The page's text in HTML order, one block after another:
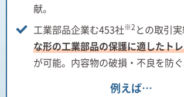
献。
工業部品企業む453社※2 との取引実
な形の工業部品の保護に適したト
が可能。内容物の破損・不良を防ぐ
例えば…